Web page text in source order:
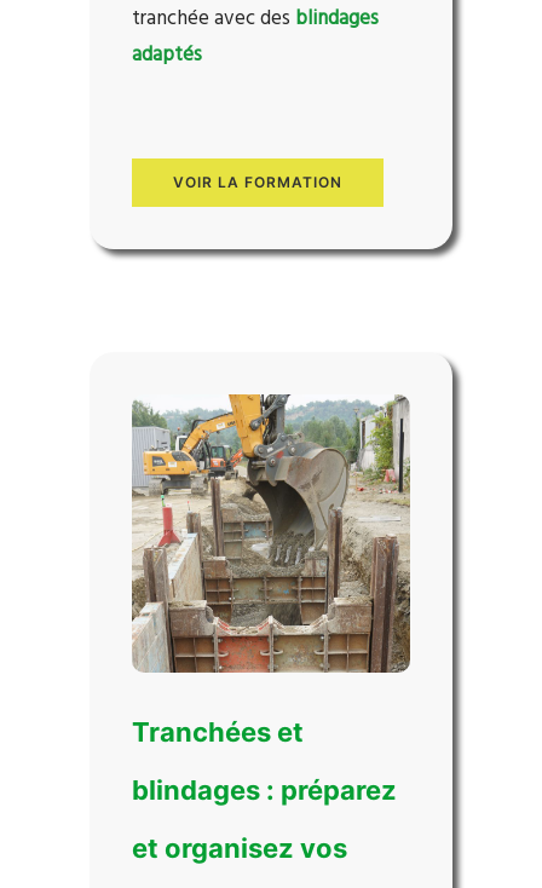
tranchée avec des blindages
adaptés
VOIR LA FORMATION
Tranchées et
blindages : préparez
et organisez vos